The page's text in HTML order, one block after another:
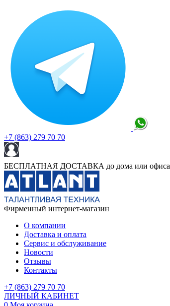
+7 (863) 279 70 70
БЕСПЛАТНАЯ ДОСТАВКА до дома или офиса
Фирменный интернет-магазин
О компании
Доставка и оплата
Сервис и обслуживание
Новости
Отзывы
Контакты
+7 (863) 279 70 70
ЛИЧНЫЙ КАБИНЕТ